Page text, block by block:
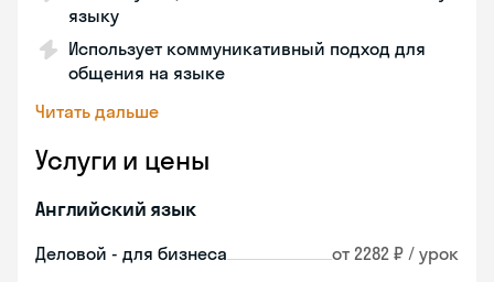
языку
Использует коммуникативный подход для
общения на языке
Читать дальше
Услуги и цены
Английский язык
Деловой - для бизнеса от 2282 ₽ / урок